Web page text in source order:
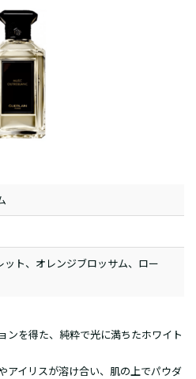
ット、オレンジブロッサム、ロー
ンを得た、純粋で光に満ちたホワイト
アイリスが溶け合い、肌の上でパウダ